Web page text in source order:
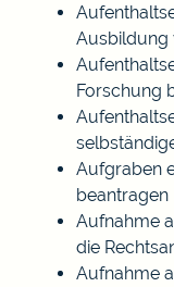
Ausbildung
Forschung
Aufgraben
beantragen
Aufnahme
die
Aufnahme